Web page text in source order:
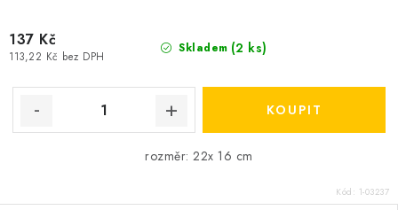
Skladem (2 ks)
113,22 Kč bez DPH
137 Kč
rozměr: 22x 16 cm
Kód: 1-03237